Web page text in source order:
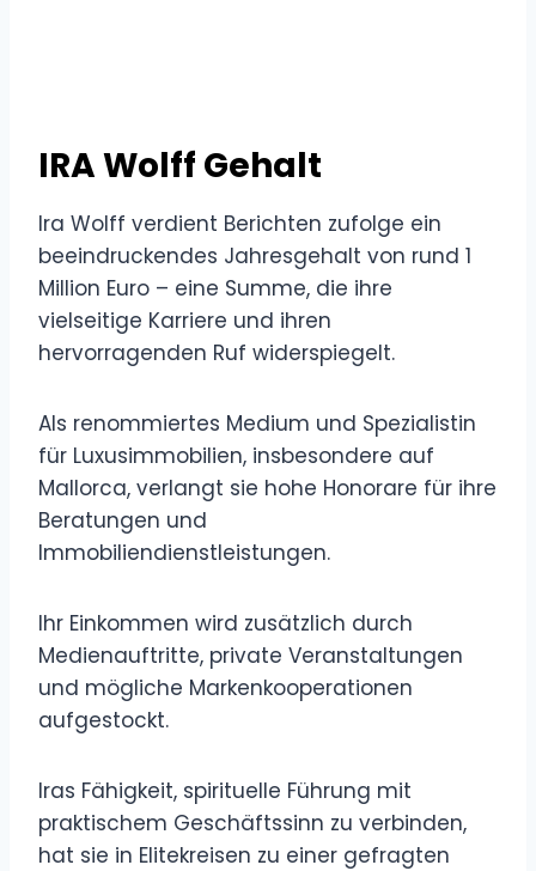
IRA Wolff Gehalt
Ira Wolff verdient Berichten zufolge ein
beeindruckendes Jahresgehalt von rund 1
Million Euro – eine Summe, die ihre
vielseitige Karriere und ihren
hervorragenden Ruf widerspiegelt.
Als renommiertes Medium und Spezialistin
für Luxusimmobilien, insbesondere auf
Mallorca, verlangt sie hohe Honorare für ihre
Beratungen und
Immobiliendienstleistungen.
Ihr Einkommen wird zusätzlich durch
Medienauftritte, private Veranstaltungen
und mögliche Markenkooperationen
aufgestockt.
Iras Fähigkeit, spirituelle Führung mit
praktischem Geschäftssinn zu verbinden,
hat sie in Elitekreisen zu einer gefragten